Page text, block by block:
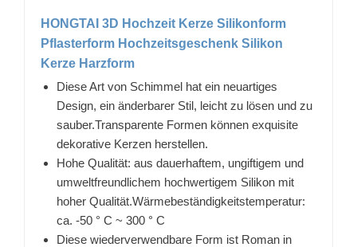
HONGTAI 3D Hochzeit Kerze Silikonform
Pflasterform Hochzeitsgeschenk Silikon
Kerze Harzform
Diese Art von Schimmel hat ein neuartiges
Design, ein änderbarer Stil, leicht zu lösen und zu
sauber.Transparente Formen können exquisite
dekorative Kerzen herstellen.
Hohe Qualität: aus dauerhaftem, ungiftigem und
umweltfreundlichem hochwertigem Silikon mit
hoher Qualität.Wärmebeständigkeitstemperatur:
ca. -50 ° C ~ 300 ° C
Diese wiederverwendbare Form ist Roman in